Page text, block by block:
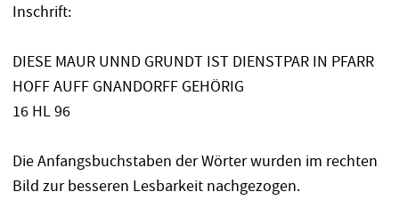
Inschrift:
DIESE MAUR UNND GRUNDT IST DIENSTPAR IN PFARR
HOFF AUFF GNANDORFF GEHÖRIG
16 HL 96
Die Anfangsbuchstaben der Wörter wurden im rechten
Bild zur besseren Lesbarkeit nachgezogen.